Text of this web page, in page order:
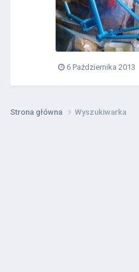
6 Października 2013
Strona główna Wyszukiwarka